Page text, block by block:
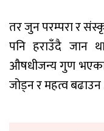
तर जुन परम्परा र
पनि हराउँदै जान
औषधीजन्य गुण भएका
जोड्न र महत्व